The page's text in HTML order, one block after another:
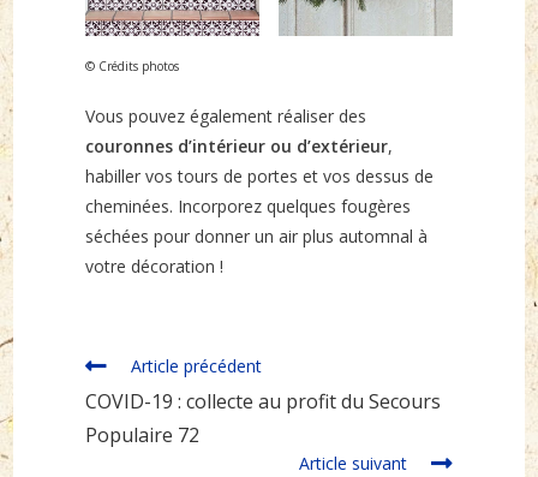
© Crédits photos
Vous pouvez également réaliser des
couronnes d’intérieur ou d’extérieur,
habiller vos tours de portes et vos dessus de
cheminées. Incorporez quelques fougères
séchées pour donner un air plus automnal à
votre décoration !
Read
articles
Article précédent
COVID-19 : collecte au profit du Secours
Populaire 72
Article suivant